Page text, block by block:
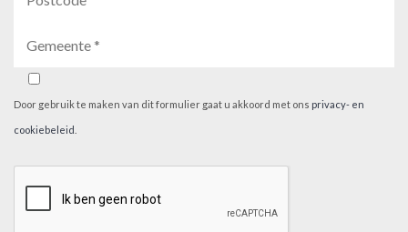
Door gebruik te maken van dit formulier gaat u akkoord met ons privacy- en
cookiebeleid